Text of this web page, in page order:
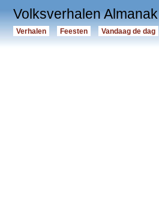
Volksverhalen Almanak
Verhalen Feesten Vandaag de dag